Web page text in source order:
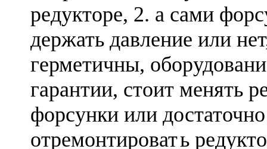
редукторе, 2. а сами
держать давление или
герметичны,
гарантии, стоит менять
форсунки или достаточно
отремонтировать